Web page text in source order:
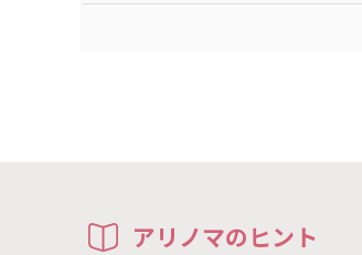
アリノマのヒント